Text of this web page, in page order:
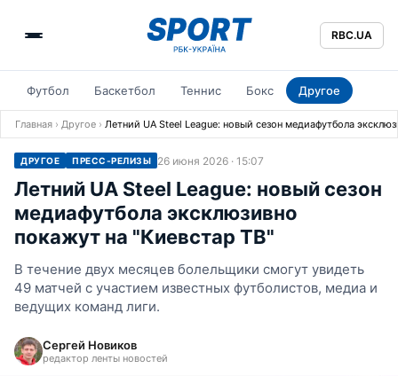
RBC.UA
Футбол Баскетбол Теннис Бокс Другое
Главная › Другое › Летний UA Steel League: новый сезон медиафутбола
ДРУГОЕ ПРЕСС-РЕЛИЗЫ 26 июня 2026 · 15:07
Летний UA Steel League: новый сезон
медиафутбола эксклюзивно
покажут на "Киевстар ТВ"
В течение двух месяцев болельщики смогут увидеть
49 матчей с участием известных футболистов, медиа и
ведущих команд лиги.
Сергей Новиков
редактор ленты новостей